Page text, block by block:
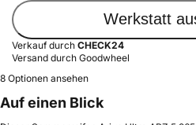
Werkstatt
Verkauf durch CHECK24
Versand durch Goodwheel
8 Optionen ansehen
Auf einen Blick